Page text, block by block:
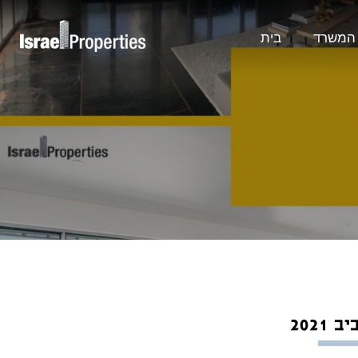
בית המשרד